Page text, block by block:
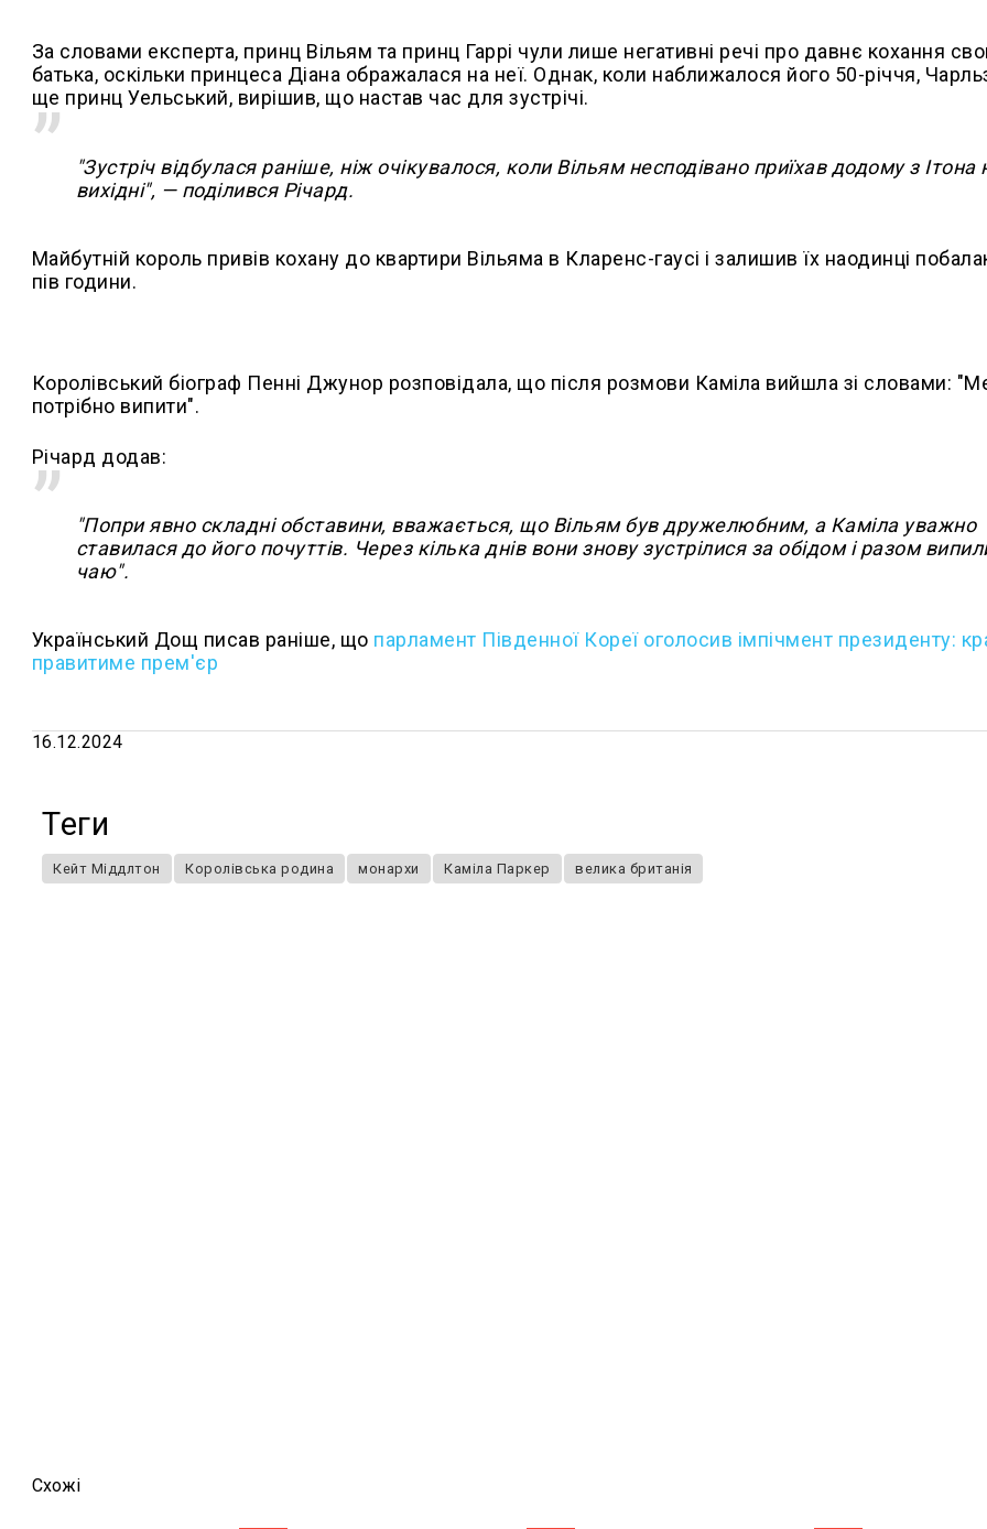
За словами експерта, принц Вільям та принц Гаррі чули лише негативні речі про давнє кохання
батька, оскільки принцеса Діана ображалася на неї. Однак, коли наближалося його 50-річчя,
ще принц Уельський, вирішив, що настав час для зустрічі.
"Зустріч відбулася раніше, ніж очікувалося, коли Вільям несподівано приїхав додому з Ітона
вихідні", — поділився Річард.
Майбутній король привів кохану до квартири Вільяма в Кларенс-гаусі і залишив їх наодинці
пів години.
Королівський біограф Пенні Джунор розповідала, що після розмови Каміла вийшла зі словами:
потрібно випити".
Річард додав:
"Попри явно складні обставини, вважається, що Вільям був дружелюбним, а Каміла уважно
ставилася до його почуттів. Через кілька днів вони знову зустрілися за обідом і разом
чаю".
Український Дощ писав раніше, що парламент Південної Кореї оголосив імпічмент президенту:
правитиме прем'єр
16.12.2024
Теги
Кейт Міддлтон Королівська родина монархи Каміла Паркер велика британія
Схожi